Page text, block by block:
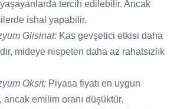
tercih edilebilir. Ancak
ishal yapabilir.
Glisinat: Kas gevşetici etkisi daha
mideye nispeten daha az rahatsızlık
Oksit: Piyasa fiyatı en uygun
ancak emilim oranı düşüktür.